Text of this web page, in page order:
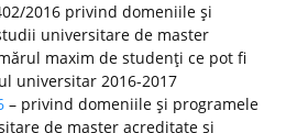
2016 privind domeniile şi
universitare de master
maxim de studenţi ce pot fi
universitar 2016-2017
– privind domeniile şi programele
de master acreditate şi